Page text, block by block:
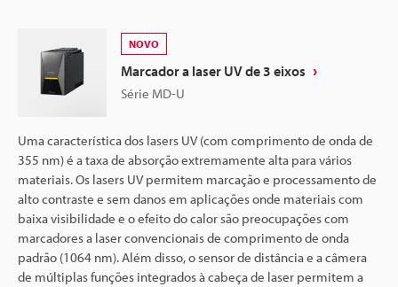
NOVO
Marcador a laser UV de 3 eixos
Série MD-U
Uma característica dos lasers UV (com comprimento de onda de
355 nm) é a taxa de absorção extremamente alta para vários
materiais. Os lasers UV permitem marcação e processamento de
alto contraste e sem danos em aplicações onde materiais com
baixa visibilidade e o efeito do calor são preocupações com
marcadores a laser convencionais de comprimento de onda
padrão (1064 nm). Além disso, o sensor de distância e a câmera
de múltiplas funções integrados à cabeça de laser permitem a